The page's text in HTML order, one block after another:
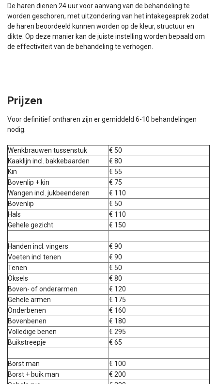
De haren dienen 24 uur voor aanvang van de behandeling te
worden geschoren, met uitzondering van het intakegesprek zodat
de haren beoordeeld kunnen worden op de kleur, structuur en
dikte. Op deze manier kan de juiste instelling worden bepaald om
de effectiviteit van de behandeling te verhogen.
Prijzen
Voor definitief ontharen zijn er gemiddeld 6-10 behandelingen
nodig.
Wenkbrauwen tussenstuk
€ 50
Kaaklijn incl. bakkebaarden
€ 80
Kin
€ 55
Bovenlip + kin
€ 75
Wangen incl. jukbeenderen
€ 110
Bovenlip
€ 50
Hals
€ 110
Gehele gezicht
€ 150
Handen incl. vingers
€ 90
Voeten incl tenen
€ 90
Tenen
€ 50
Oksels
€ 80
Boven- of onderarmen
€ 120
Gehele armen
€ 175
Onderbenen
€ 160
Bovenbenen
€ 180
Volledige benen
€ 295
Buikstreepje
€ 65
Borst man
€ 100
Borst + buik man
€ 200